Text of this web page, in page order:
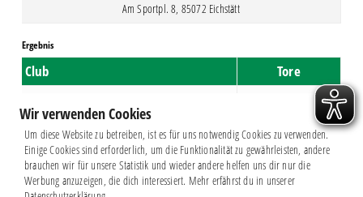
Am Sportpl. 8, 85072 Eichstätt
Ergebnis
Club Tore
Chemie Leipzig
Wir verwenden Cookies
Um diese Website zu betreiben, ist es für uns notwendig Cookies zu verwenden.
Einige Cookies sind erforderlich, um die Funktionalität zu gewährleisten, andere
brauchen wir für unsere Statistik und wieder andere helfen uns dir nur die
Werbung anzuzeigen, die dich interessiert. Mehr erfährst du in unserer